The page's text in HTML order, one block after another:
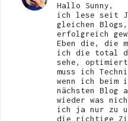
Hallo Sunny,
ich lese seit
gleichen
erfolgreich
Eben die, die
ich die total
sehe, optimiert
muss ich
wenn ich beim
nächsten Blog
wieder was
ich ja nur zu
die richtige